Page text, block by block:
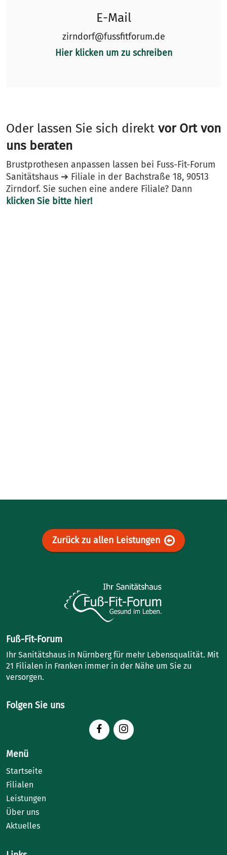
E-Mail
zirndorf@fussfitforum.de
Hier klicken um zu schreiben
Oder lassen Sie sich direkt vor Ort von
uns beraten
Brustprothesen anpassen lassen bei Fuss-Fit-Forum
Sanitätshaus ➔ Filiale in der Bachstraße 18, 90513
Zirndorf. Sie suchen eine andere Filiale? Dann
klicken Sie bitte hier!
Zurück zu allen Leistungen
Fuß-Fit-Forum
Ihr Sanitätshaus in Nürnberg für mehr Lebensqualität. Mit
21 Filialen in Franken immer in der Nähe um Sie zu
versorgen.
Folgen Sie uns
Menü
Startseite
Filialen
Leistungen
Über uns
Aktuelles